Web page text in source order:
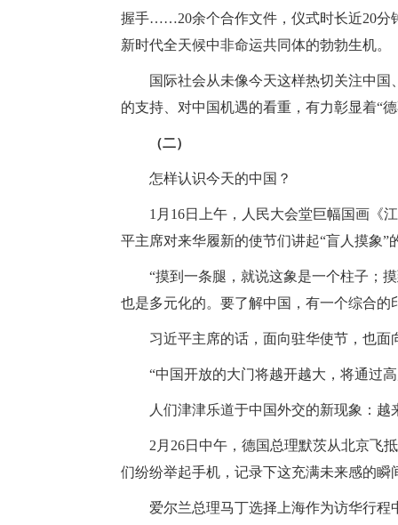
握手……20余个合作文件，仪式时长近20分
新时代全天候中非命运共同体的勃勃生机。
国际社会从未像今天这样热切关注中
的支持、对中国机遇的看重，有力彰显着“
（二）
怎样认识今天的中国？
1月16日上午，人民大会堂巨幅国画《
平主席对来华履新的使节们讲起“盲人摸象”
“摸到一条腿，就说这象是一个柱子；
也是多元化的。要了解中国，有一个综合
习近平主席的话，面向驻华使节，也面
“中国开放的大门将越开越大，将通过
人们津津乐道于中国外交的新现象：
2月26日中午，德国总理默茨从北京飞
们纷纷举起手机，记录下这充满未来感的瞬
爱尔兰总理马丁选择上海作为访华行